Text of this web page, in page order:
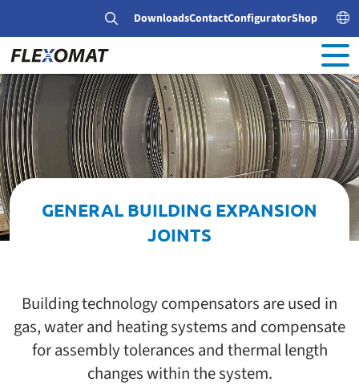
DownloadsContactConfiguratorShop
GENERAL BUILDING EXPANSION
JOINTS
Building technology compensators are used in
gas, water and heating systems and compensate
for assembly tolerances and thermal length
changes within the system.